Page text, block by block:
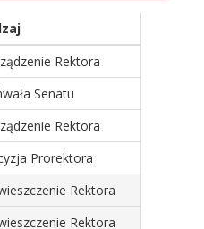
Rektora
Senatu
Rektora
Prorektora
Rektora
Rektora